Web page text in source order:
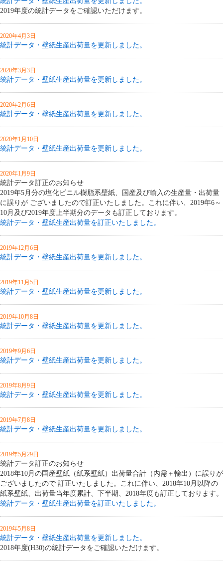
2019年度の統計データをご確認いただけます。
2020年4月3日
統計データ・壁紙生産出荷量を更新しました。
2020年3月3日
統計データ・壁紙生産出荷量を更新しました。
2020年2月6日
統計データ・壁紙生産出荷量を更新しました。
2020年1月10日
統計データ・壁紙生産出荷量を更新しました。
2020年1月9日
統計データ訂正のお知らせ
2019年5月分の塩化ビニル樹脂系壁紙、国産及び輸入の生産量・出荷量
に誤りが ございましたので訂正いたしました。これに伴い、2019年6～
10月及び2019年度上半期分のデータも訂正しております。
統計データ・壁紙生産出荷量を訂正いたしました。
2019年12月6日
統計データ・壁紙生産出荷量を更新しました。
2019年11月5日
統計データ・壁紙生産出荷量を更新しました。
2019年10月8日
統計データ・壁紙生産出荷量を更新しました。
2019年9月6日
統計データ・壁紙生産出荷量を更新しました。
2019年8月9日
統計データ・壁紙生産出荷量を更新しました。
2019年7月8日
統計データ・壁紙生産出荷量を更新しました。
2019年5月29日
統計データ訂正のお知らせ
2018年10月の国産壁紙（紙系壁紙）出荷量合計（内需＋輸出）に誤りが
ございましたので 訂正いたしました。これに伴い、2018年10月以降の
紙系壁紙、出荷量当年度累計、下半期、2018年度も訂正しております。
統計データ・壁紙生産出荷量を訂正いたしました。
2019年5月8日
統計データ・壁紙生産出荷量を更新しました。
2018年度(H30)の統計データをご確認いただけます。